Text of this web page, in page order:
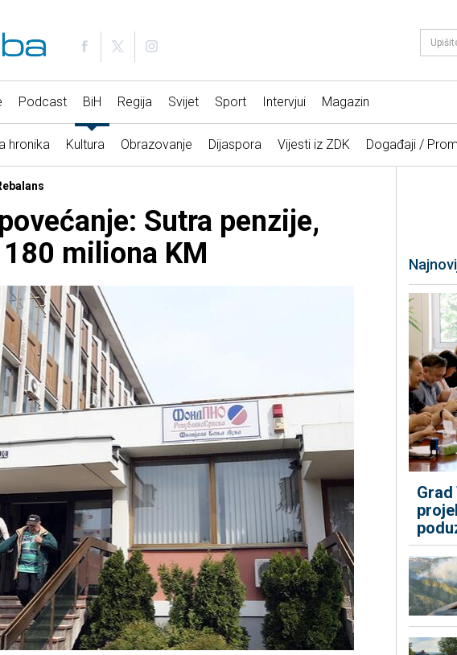
Podcast BiH Regija Svijet Sport Intervjui Magazin
hronika Kultura Obrazovanje Dijaspora Vijesti iz ZDK Događaji /
Sutra penzije,
miliona KM